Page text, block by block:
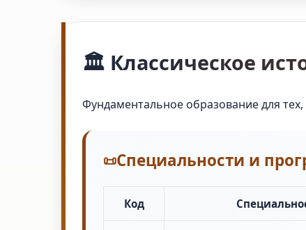
🏛️ Классическое
Фундаментальное образование для
Специальности и
Код